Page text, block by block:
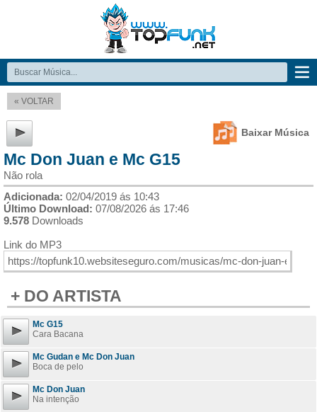
« VOLTAR
Baixar Música
Mc Don Juan e Mc G15
Não rola
Adicionada: 02/04/2019 ás 10:43
Último Download: 07/08/2026 ás 17:46
9.578 Downloads
Link do MP3
+ DO ARTISTA
Mc G15
Cara Bacana
Mc Gudan e Mc Don Juan
Boca de pelo
Mc Don Juan
Na intenção